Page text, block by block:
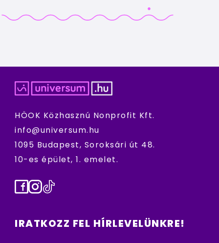
HÖOK Közhasznú Nonprofit Kft.
info@universum.hu
1095 Budapest, Soroksári út 48.
10-es épület, 1. emelet.
Facebook
Instagram
TikTok
IRATKOZZ FEL HÍRLEVELÜNKRE!